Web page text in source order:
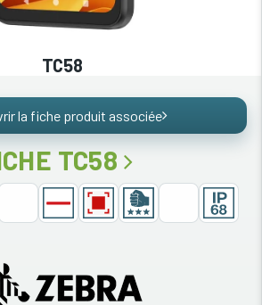
TC58
la fiche produit associée
TC58